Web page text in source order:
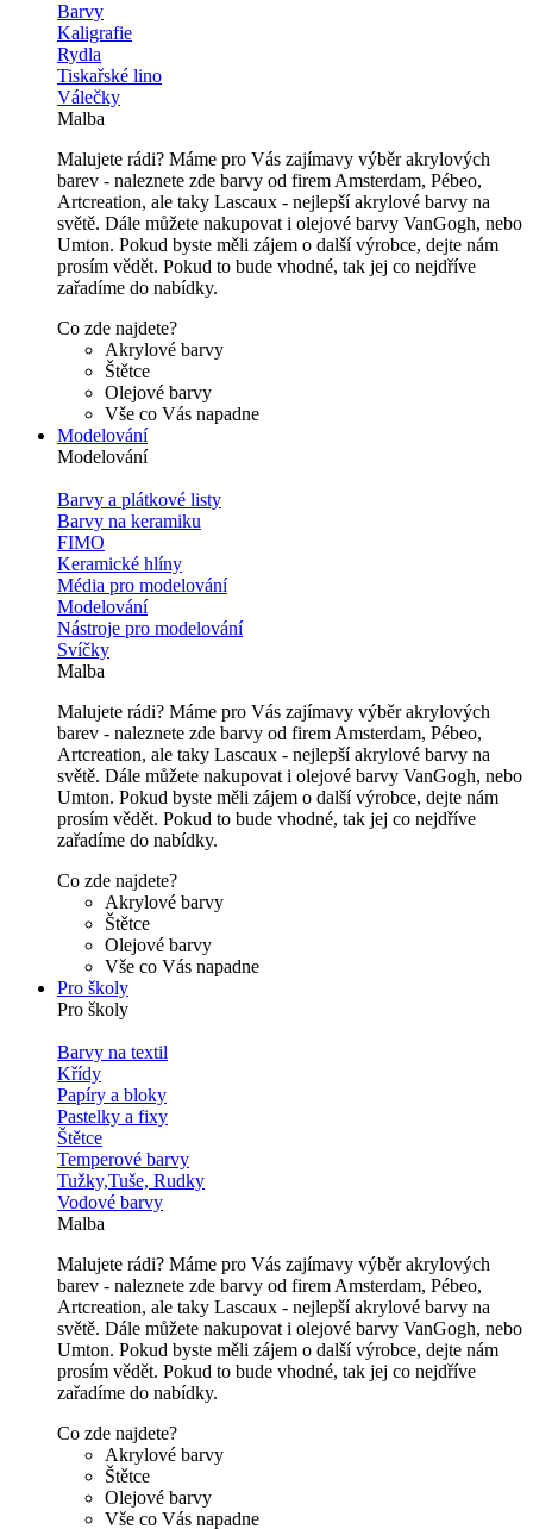
Barvy
Kaligrafie
Rydla
Tiskařské lino
Válečky
Malba
Malujete rádi? Máme pro Vás zajímavy výběr akrylových
barev - naleznete zde barvy od firem Amsterdam, Pébeo,
Artcreation, ale taky Lascaux - nejlepší akrylové barvy na
světě. Dále můžete nakupovat i olejové barvy VanGogh, nebo
Umton. Pokud byste měli zájem o další výrobce, dejte nám
prosím vědět. Pokud to bude vhodné, tak jej co nejdříve
zařadíme do nabídky.
Co zde najdete?
Akrylové barvy
Štětce
Olejové barvy
Vše co Vás napadne
Modelování
Modelování
Barvy a plátkové listy
Barvy na keramiku
FIMO
Keramické hlíny
Média pro modelování
Modelování
Nástroje pro modelování
Svíčky
Malba
Malujete rádi? Máme pro Vás zajímavy výběr akrylových
barev - naleznete zde barvy od firem Amsterdam, Pébeo,
Artcreation, ale taky Lascaux - nejlepší akrylové barvy na
světě. Dále můžete nakupovat i olejové barvy VanGogh, nebo
Umton. Pokud byste měli zájem o další výrobce, dejte nám
prosím vědět. Pokud to bude vhodné, tak jej co nejdříve
zařadíme do nabídky.
Co zde najdete?
Akrylové barvy
Štětce
Olejové barvy
Vše co Vás napadne
Pro školy
Pro školy
Barvy na textil
Křídy
Papíry a bloky
Pastelky a fixy
Štětce
Temperové barvy
Tužky,Tuše, Rudky
Vodové barvy
Malba
Malujete rádi? Máme pro Vás zajímavy výběr akrylových
barev - naleznete zde barvy od firem Amsterdam, Pébeo,
Artcreation, ale taky Lascaux - nejlepší akrylové barvy na
světě. Dále můžete nakupovat i olejové barvy VanGogh, nebo
Umton. Pokud byste měli zájem o další výrobce, dejte nám
prosím vědět. Pokud to bude vhodné, tak jej co nejdříve
zařadíme do nabídky.
Co zde najdete?
Akrylové barvy
Štětce
Olejové barvy
Vše co Vás napadne